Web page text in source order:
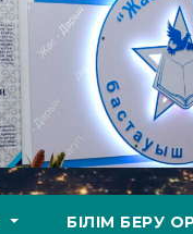
БІЛІМ БЕРУ